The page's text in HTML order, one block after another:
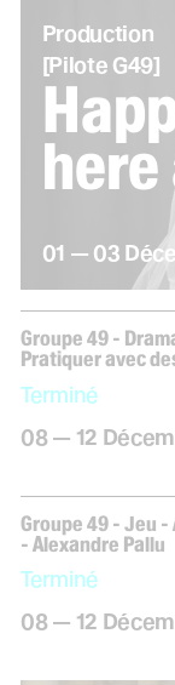
Production
[Pilote G49]
du
01 — au
03
Groupe 49 -
Pratiquer avec
Terminé
du
08 — au
12
Groupe 49 - Jeu -
- Alexandre Pallu
Terminé
du
08 — au
12